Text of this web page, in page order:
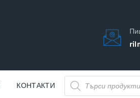
КОНТАКТИ
Products
search